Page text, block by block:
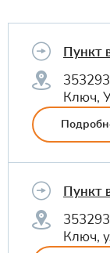
Пункт
Ключ,
Пункт
Ключ,